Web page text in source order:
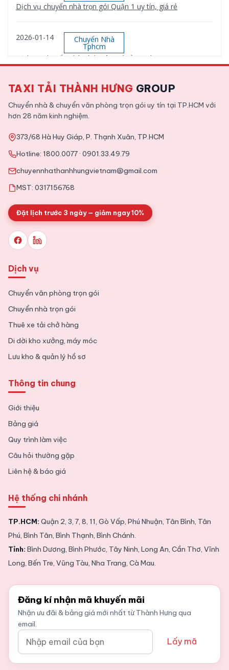
Dịch vụ chuyển nhà trọn gói Quận 1 uy tín, giá rẻ
2026-01-14 Chuyển Nhà
Tphcm
Dịch vụ chuyển nhà Bình Tân giá rẻ, uy tín
2026-01-12 Chuyển Nhà
Dịch vụ chuyển nhà trọn gói Quận 9 uy tín, giá rẻ
2025-11-09
Tin Tức
Tổng hợp kinh nghiệm chuyển văn phòng chi tiết từ A tới Z
TAXI TẢI THÀNH HƯNG GROUP
Chuyển nhà & chuyển văn phòng trọn gói uy tín tại TP.HCM với
hơn 28 năm kinh nghiệm.
373/68 Hà Huy Giáp, P. Thạnh Xuân, TP.HCM
Hotline: 1800.0077 · 0901.33.49.79
chuyennhathanhhungvietnam@gmail.com
MST: 0317156768
Đặt lịch trước 3 ngày — giảm ngay 10%
Dịch vụ
Chuyển văn phòng trọn gói
Chuyển nhà trọn gói
Thuê xe tải chở hàng
Di dời kho xưởng, máy móc
Lưu kho & quản lý hồ sơ
Thông tin chung
Giới thiệu
Bảng giá
Quy trình làm việc
Câu hỏi thường gặp
Liên hệ & báo giá
Hệ thống chi nhánh
TP.HCM: Quận 2, 3, 7, 8, 11, Gò Vấp, Phú Nhuận, Tân Bình, Tân
Phú, Bình Tân, Bình Thạnh, Bình Chánh.
Tỉnh: Bình Dương, Bình Phước, Tây Ninh, Long An, Cần Thơ, Vĩnh
Long, Bến Tre, Vũng Tàu, Nha Trang, Cà Mau.
Đăng kí nhận mã khuyến mãi
Nhận ưu đãi & bảng giá mới nhất từ Thành Hưng qua
email.
Lấy mã